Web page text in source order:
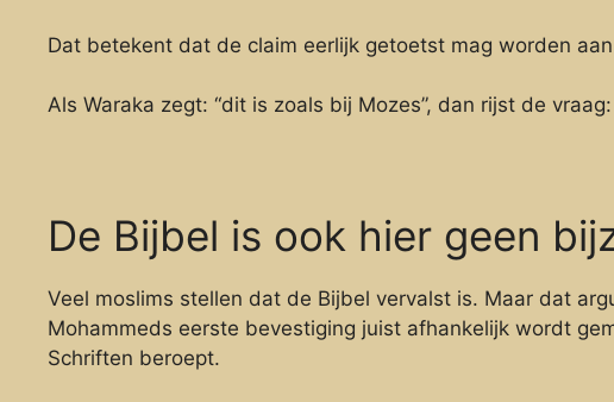
Dat betekent dat de claim eerlijk getoetst mag worden
Als Waraka zegt: “dit is zoals bij Mozes”, dan rijst de vraag:
De Bijbel is ook hier geen
Veel moslims stellen dat de Bijbel vervalst is. Maar dat
Mohammeds eerste bevestiging juist afhankelijk wordt
Schriften beroept.